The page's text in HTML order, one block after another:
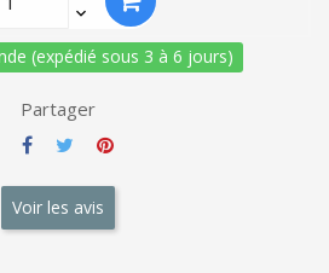
(expédié sous 3 à 6 jours)
Partager
Voir les avis